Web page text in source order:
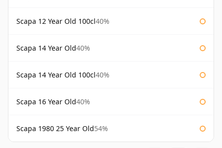
Scapa 12 Year Old 100cl40%
Scapa 14 Year Old40%
Scapa 14 Year Old 100cl40%
Scapa 16 Year Old40%
Scapa 1980 25 Year Old54%